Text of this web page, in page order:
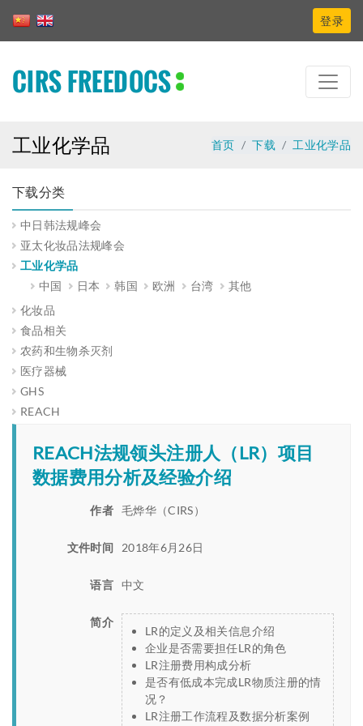
登录
CIRS FREEDOCS
工业化学品 首页 下载 工业化学品
下载分类
中日韩法规峰会
亚太化妆品法规峰会
工业化学品
中国
日本 韩国 欧洲 台湾
其他
化妆品
食品相关
农药和生物杀灭剂
医疗器械
GHS
REACH
REACH法规领头注册人（LR）项目
数据费用分析及经验介绍
作者 毛烨华（CIRS）
文件时间 2018年6月26日
语言 中文
简介
LR的定义及相关信息介绍
企业是否需要担任LR的角色
LR注册费用构成分析
是否有低成本完成LR物质注册的情
况？
LR注册工作流程及数据分析案例